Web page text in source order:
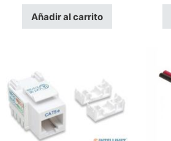
Añadir al carrito